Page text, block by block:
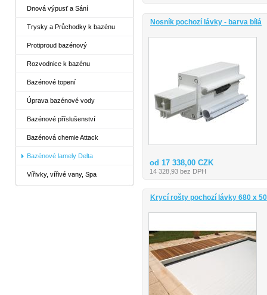
Dnová výpusť a Sání
Trysky a Průchodky k bazénu
Protiproud bazénový
Rozvodnice k bazénu
Bazénové topení
Úprava bazénové vody
Bazénové příslušenství
Bazénová chemie Attack
Bazénové lamely Delta
Vířivky, vířivé vany, Spa
Nosník pochozí lávky - barva bílá
od 17 338,00 CZK
14 328,93 bez DPH
Krycí rošty pochozí lávky 680 x